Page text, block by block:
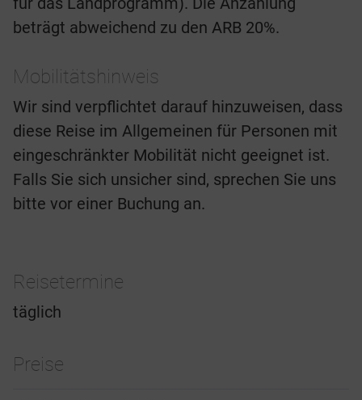
beträgt abweichend zu den ARB 20%.
Mobilitätshinweis
Wir sind verpflichtet darauf hinzuweisen, dass
diese Reise im Allgemeinen für Personen mit
eingeschränkter Mobilität nicht geeignet ist.
Falls Sie sich unsicher sind, sprechen Sie uns
bitte vor einer Buchung an.
Reisetermine
täglich
Preise